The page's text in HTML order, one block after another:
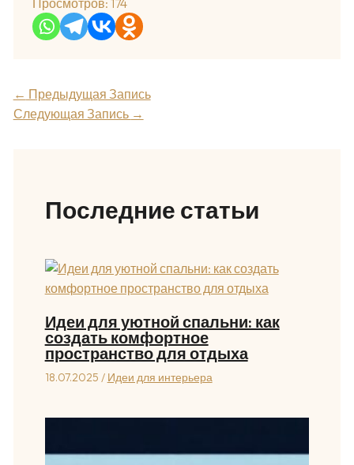
Просмотров: 174
← Предыдущая Запись
Следующая Запись →
Последние статьи
Идеи для уютной спальни: как
создать комфортное
пространство для отдыха
18.07.2025 / Идеи для интерьера